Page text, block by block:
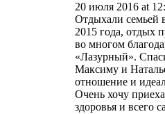
20 июля 2016 at
Отдыхали семьей
2015 года, отдых
во многом
«Лазурный».
Максиму и
отношение и
Очень хочу
здоровья и всего